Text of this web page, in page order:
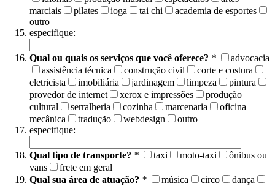
marciais
pilates ioga tai chi
academia de esportes
outro
especifique:
Qual ou quais os serviços que você oferece? *
advocacia
assistência técnica
construção civil
corte e costura
eletricista
imobiliária jardinagem limpeza
pintura
provedor de internet
xerox e impressões
produção
cultural
serralheria cozinha marcenaria
oficina
mecânica
tradução webdesign
outro
especifique:
Qual tipo de transporte? * taxi moto-taxi
ônibus ou
vans
frete em geral
Qual sua área de atuação? * música circo
dança